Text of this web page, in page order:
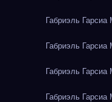
Габриэль
Габриэль
Габриэль
Габриэль